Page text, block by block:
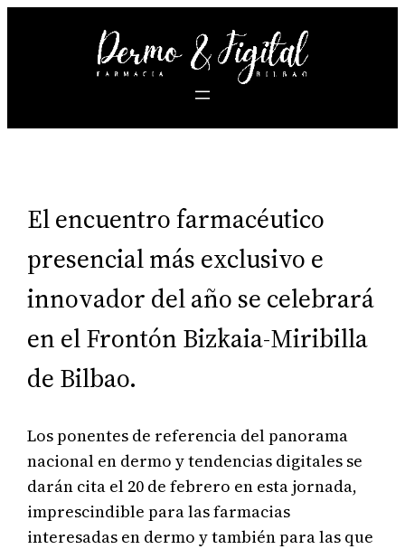
El encuentro farmacéutico
presencial más exclusivo e
innovador del año se celebrará
en el Frontón Bizkaia-Miribilla
de Bilbao.
Los ponentes de referencia del panorama
nacional en dermo y tendencias digitales se
darán cita el 20 de febrero en esta jornada,
imprescindible para las farmacias
interesadas en dermo y también para las que